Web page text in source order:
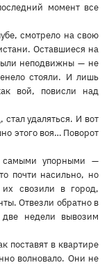
момент все
смотрело на свою
Оставшиеся на
неподвижны — не
стояли. И лишь
вой, повисли над
удаляться. И вот
этого воя… Поворот
самыми упорными —
почти насильно, но
свозили в город,
Отвезли обратно в
недели вывозим
поставят в квартире
волновало. Они не